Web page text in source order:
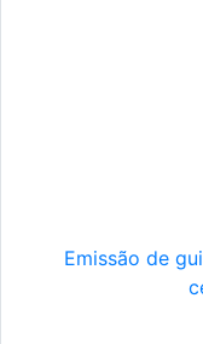
Emissão de